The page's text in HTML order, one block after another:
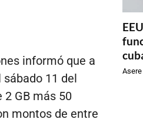
informó que a
11 del
GB más 50
montos de entre